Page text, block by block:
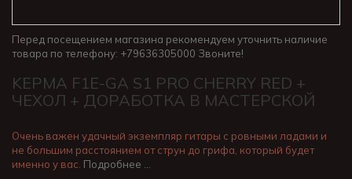
Перед посещением магазина рекомендуем уточнить наличие
товара по телефону: +79636305000 Звоните!
KEPMA F1E-GA S1 PRO CHERRY RED +
ЧЕХОЛ + ДОРАБОТКА В МАСТЕРСКОЙ
Очень важен удачный экземпляр гитары с ровными ладами и
не большим расстоянием от струн до грифа, который будет
именно у вас. Подробнее …